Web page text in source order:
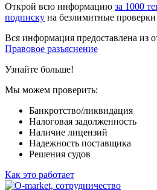
Открой всю информацию за 1000
подписку на безлимитные проверки
Вся информация предоставлена из
Правовое разъяснение
Узнайте больше!
Мы можем проверить:
Банкротство/ликвидация
Налоговая задолженность
Наличие лицензий
Надежность поставщика
Решения судов
Как это работает